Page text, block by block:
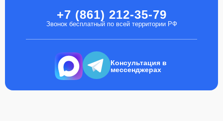
+7 (861) 212-35-79
Звонок бесплатный по всей территории РФ
Консультация в
мессенджерах